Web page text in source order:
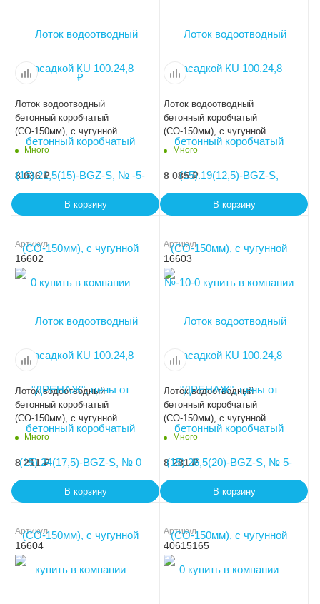
Лоток водоотводный
бетонный коробчатый
(СО-150мм), с чугунной
насадкой КU 100.24,8
Много
8 036₽
В корзину
Лоток водоотводный
бетонный коробчатый
(СО-150мм), с чугунной
насадкой КU 100.24,8
Много
8 085₽
В корзину
Артикул
16602
Лоток водоотводный
бетонный коробчатый
(СО-150мм), с чугунной
насадкой КU 100.24,8
Много
8 211₽
В корзину
Артикул
16603
Лоток водоотводный
бетонный коробчатый
(СО-150мм), с чугунной
насадкой КU 100.24,8
Много
8 281₽
В корзину
Артикул
16604
Артикул
40615165